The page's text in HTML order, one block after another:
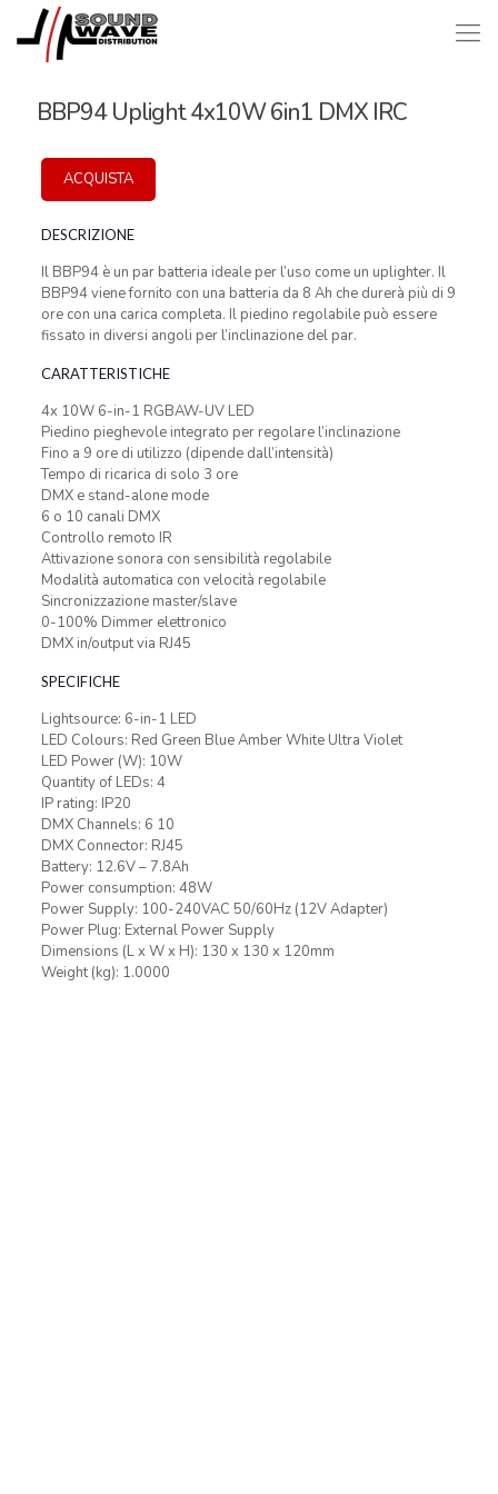
BBP94 Uplight 4x10W 6in1 DMX IRC
ACQUISTA
DESCRIZIONE
Il BBP94 è un par batteria ideale per l’uso come un uplighter. Il
BBP94 viene fornito con una batteria da 8 Ah che durerà più di 9
ore con una carica completa. Il piedino regolabile può essere
fissato in diversi angoli per l’inclinazione del par.
CARATTERISTICHE
4x 10W 6-in-1 RGBAW-UV LED
Piedino pieghevole integrato per regolare l’inclinazione
Fino a 9 ore di utilizzo (dipende dall’intensità)
Tempo di ricarica di solo 3 ore
DMX e stand-alone mode
6 o 10 canali DMX
Controllo remoto IR
Attivazione sonora con sensibilità regolabile
Modalità automatica con velocità regolabile
Sincronizzazione master/slave
0-100% Dimmer elettronico
DMX in/output via RJ45
SPECIFICHE
Lightsource: 6-in-1 LED
LED Colours: Red Green Blue Amber White Ultra Violet
LED Power (W): 10W
Quantity of LEDs: 4
IP rating: IP20
DMX Channels: 6 10
DMX Connector: RJ45
Battery: 12.6V – 7.8Ah
Power consumption: 48W
Power Supply: 100-240VAC 50/60Hz (12V Adapter)
Power Plug: External Power Supply
Dimensions (L x W x H): 130 x 130 x 120mm
Weight (kg): 1.0000